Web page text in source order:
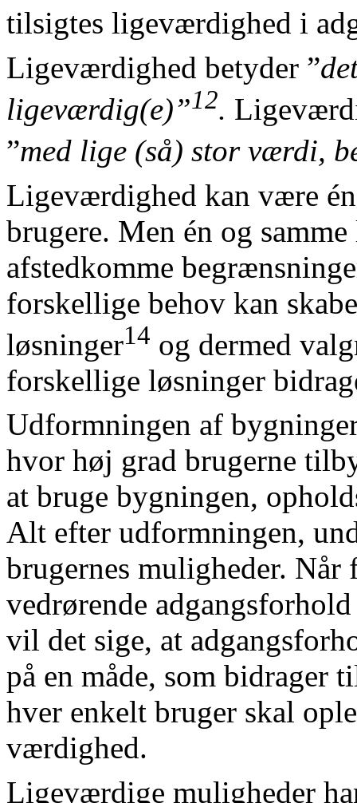
tilsigtes ligeværdighed i
Ligeværdighed betyder ”
ligeværdig(e)”12.
”med lige (så) stor værdi,
Ligeværdighed kan være
brugere. Men én og
afstedkomme
forskellige behov kan
løsninger14 og dermed
forskellige løsninger
Udformningen af
hvor høj grad brugerne
at bruge bygningen,
Alt efter udformningen,
brugernes muligheder. Når
vedrørende
vil det sige, at
på en måde, som bidrager
hver enkelt bruger skal
værdighed.
Ligeværdige muligheder